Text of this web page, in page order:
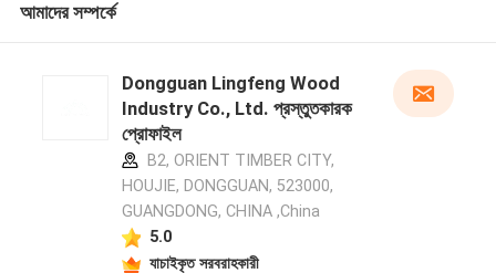
আমাদের সম্পর্কে
Dongguan Lingfeng Wood
Industry Co., Ltd. প্রস্তুতকারক
প্রোফাইল
B2, ORIENT TIMBER CITY,
HOUJIE, DONGGUAN, 523000,
GUANGDONG, CHINA ,China
5.0
যাচাইকৃত সরবরাহকারী